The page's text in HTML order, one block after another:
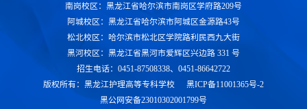
南岗校区：黑龙江省哈尔滨市南岗区学府路209号
阿城校区：黑龙江省哈尔滨市阿城区金源路43号
松北校区：哈尔滨市松北区学院路利民西九大街
黑河校区：黑龙江省黑河市爱辉区兴边路 331 号
招生电话：0451-87508338、0451-86642722
版权所有：黑龙江护理高等专科学校
黑ICP备11001365号-2
黑公网安备23010302001799号